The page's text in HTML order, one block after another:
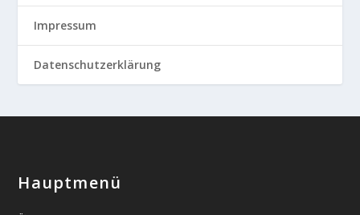
Impressum
Datenschutzerklärung
Hauptmenü